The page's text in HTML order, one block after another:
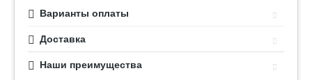
Варианты оплаты
Доставка
Наши преимущества